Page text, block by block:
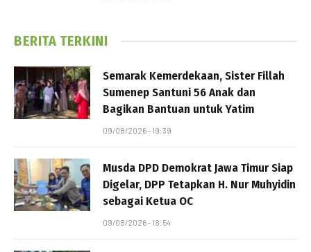
BERITA TERKINI
Semarak Kemerdekaan, Sister Fillah
Sumenep Santuni 56 Anak dan
Bagikan Bantuan untuk Yatim
09/08/2026 - 19:39
Musda DPD Demokrat Jawa Timur Siap
Digelar, DPP Tetapkan H. Nur Muhyidin
sebagai Ketua OC
09/08/2026 - 18:54